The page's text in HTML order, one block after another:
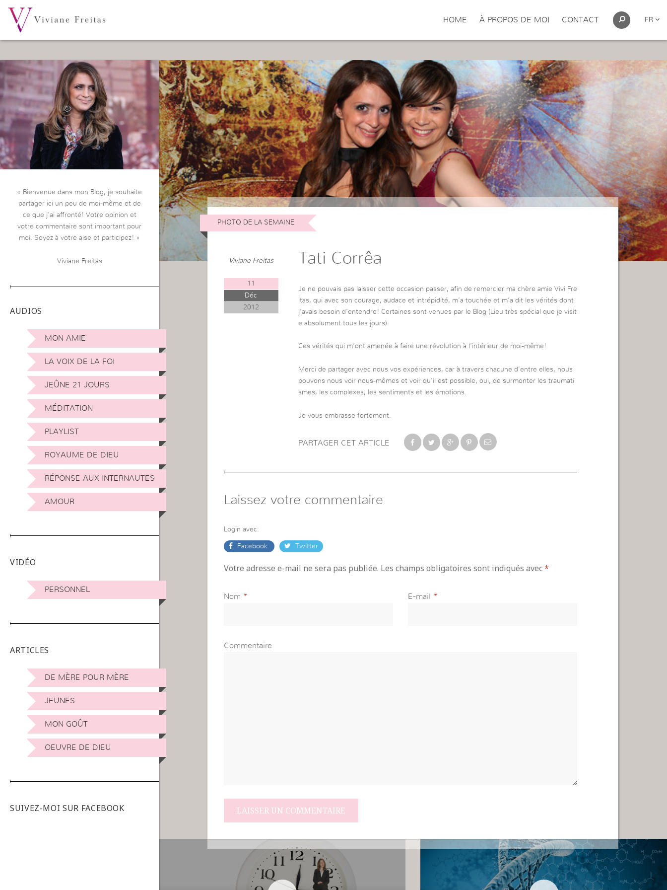
HOME À PROPOS DE MOI CONTACT FR
« Bienvenue dans mon Blog, je souhaite
partager ici un peu de moi-même et de
ce que j’ai affronté! Votre opinion et
votre commentaire sont important pour
moi. Soyez à votre aise et participez! »
Viviane Freitas
AUDIOS
MON AMIE
LA VOIX DE LA FOI
JEÛNE 21 JOURS
MÉDITATION
PLAYLIST
ROYAUME DE DIEU
RÉPONSE AUX INTERNAUTES
AMOUR
VIDÉO
PERSONNEL
ARTICLES
DE MÈRE POUR MÈRE
JEUNES
MON GOÛT
OEUVRE DE DIEU
SUIVEZ-MOI SUR FACEBOOK
PHOTO DE LA SEMAINE
Viviane Freitas
11
Déc
2012
Tati Corrêa
Je ne pouvais pas laisser cette occasion passer, afin de remercier ma chère amie Vivi Fre
itas, qui avec son courage, audace et intrépidité, m’a touchée et m’a dit les vérités dont
j’avais besoin d’entendre! Certaines sont venues par le Blog (Lieu très spécial que je visit
e absolument tous les jours).
Ces vérités qui m’ont amenée à faire une révolution à l’intérieur de moi-même!
Merci de partager avec nous vos expériences, car à travers chacune d’entre elles, nous
pouvons nous voir nous-mêmes et voir qu’il est possible, oui, de surmonter les traumati
smes, les complexes, les sentiments et les émotions.
Je vous embrasse fortement.
PARTAGER CET ARTICLE
Laissez votre commentaire
Login avec:
Facebook Twitter
Votre adresse e-mail ne sera pas publiée. Les champs obligatoires sont indiqués avec*
Nom * E-mail *
Commentaire